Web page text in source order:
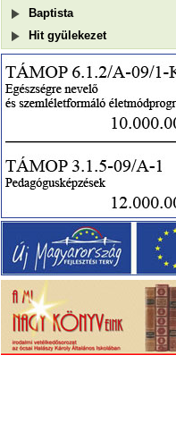
Baptista
Hit gyülekezet